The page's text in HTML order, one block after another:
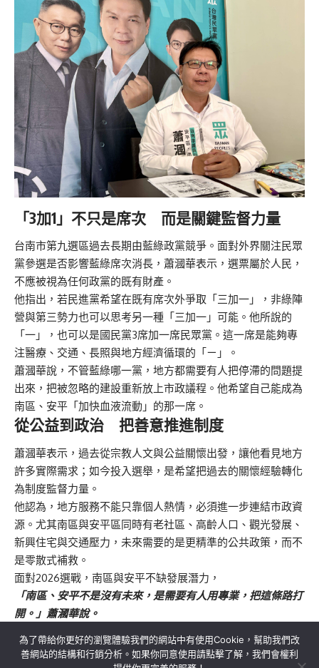
「3加1」不只是席次 而是關鍵監督力量
台南市第九選區過去長期由藍綠政黨競爭。面對外界關注民眾
黨參選是否影響藍綠席次消長，蕭漍華表示，選票屬於人民，
不應被視為任何政黨的既有財產。
他指出，若民進黨希望在既有席次外爭取「三加一」，非綠陣
營與第三勢力也可以思考另一種「三加一」可能。他所說的
「一」，也可以是國民黨3席加一席民眾黨。這一席是能夠專
注醫療、交通、長照與地方經濟循環的「ㄧ」。
蕭漍華說，不管藍綠哪一黨，地方都需要有人把停滯的問題提
出來，把被忽略的建設重新放上市政議程。他希望自己能成為
南區、安平「加快血液流動」的那一席。
從公益到政治 把善意推進制度
蕭漍華表示，過去從宗教人文與公益關懷出發，讓他看見地方
許多實際需求；如今投入選舉，是希望把過去的關懷經驗轉化
為制度監督力量。
他認為，地方服務不能只靠個人熱情，必須進一步連結市政資
源。尤其南區與安平區同時有老社區、高齡人口、觀光發展、
新興住宅與交通壓力，未來需要的是更精準的公共政策，而不
是零散式補救。
面對2026選戰，南區與安平不缺發展潛力，
「南區、安平不是沒有未來，是需要有人用專業，把這條路打
開。」蕭漍華說。
為了帶給你更好的瀏覽體驗我們的網站中有使用Cookie，幫助我們改
善網站的結構和行銷分析。如果你同意使用請點擊了解，我們會權利